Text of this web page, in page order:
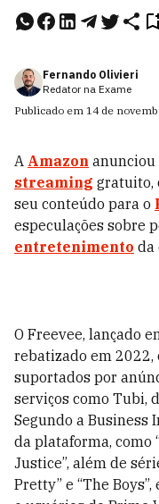
Fernando Olivieri
Redator na Exame
Publicado em 14 de
A Amazon anunciou
streaming gratuito,
seu conteúdo para o
especulações sobre
entretenimento da
O Freevee, lançado
rebatizado em
suportados por
serviços como Tubi,
Segundo a Business
da plataforma, como
Justice”, além de
Pretty” e “The